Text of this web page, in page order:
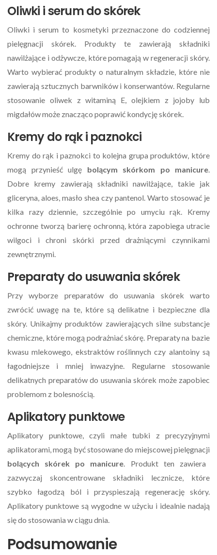
Oliwki i serum do skórek
Oliwki i serum to kosmetyki przeznaczone do codziennej
pielęgnacji skórek. Produkty te zawierają składniki
nawilżające i odżywcze, które pomagają w regeneracji skóry.
Warto wybierać produkty o naturalnym składzie, które nie
zawierają sztucznych barwników i konserwantów. Regularne
stosowanie oliwek z witaminą E, olejkiem z jojoby lub
migdałów może znacząco poprawić kondycję skórek.
Kremy do rąk i paznokci
Kremy do rąk i paznokci to kolejna grupa produktów, które
mogą przynieść ulgę bolącym skórkom po manicure
Dobre kremy zawierają składniki nawilżające, takie jak
gliceryna, aloes, masło shea czy pantenol. Warto stosować je
kilka razy dziennie, szczególnie po umyciu rąk. Kremy
ochronne tworzą barierę ochronną, która zapobiega utracie
wilgoci i chroni skórki przed drażniącymi czynnikami
zewnętrznymi.
Preparaty do usuwania skórek
Przy wyborze preparatów do usuwania skórek warto
zwrócić uwagę na te, które są delikatne i bezpieczne dla
skóry. Unikajmy produktów zawierających silne substancje
chemiczne, które mogą podrażniać skórę. Preparaty na bazie
kwasu mlekowego, ekstraktów roślinnych czy alantoiny są
łagodniejsze i mniej inwazyjne. Regularne stosowanie
delikatnych preparatów do usuwania skórek może zapobiec
problemom z bolesnością.
Aplikatory punktowe
Aplikatory punktowe, czyli małe tubki z precyzyjnymi
aplikatorami, mogą być stosowane do miejscowej pielęgnacji
bolących skórek po manicure . Produkt ten zawiera
zazwyczaj skoncentrowane składniki lecznicze, które
szybko łagodzą ból i przyspieszają regenerację skóry.
Aplikatory punktowe są wygodne w użyciu i idealnie nadają
się do stosowania w ciągu dnia.
Podsumowanie